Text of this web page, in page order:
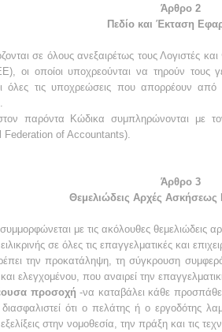
Άρθρο 2
Πεδίο και Έκταση
σε όλους ανεξαιρέτως τους Λογιστές
οι οποίοι υποχρεούνται να τηρούν τους
τις υποχρεώσεις που απορρέουν από
παρόντα Κώδικα συμπληρώνονται με
of Accountants).
Άρθρο 3
Θεμελιώδεις Αρχές Ασκήσεως
με τις ακόλουθες θεμελιώδεις
σε όλες τις επαγγελματικές και
την προκατάληψη, τη σύγκρουση
ελεγχομένου, που αναιρεί την
προσοχή -να καταβάλει κάθε
ότι ο πελάτης ή ο εργοδότης
στην νομοθεσία, την πράξη και τις